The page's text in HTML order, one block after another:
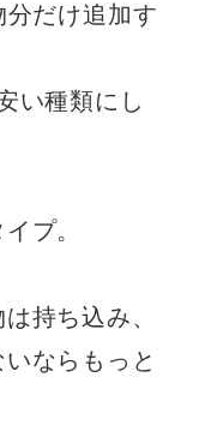
分だけ追加す
い種類にし
プ。
持ち込み、
ならもっと